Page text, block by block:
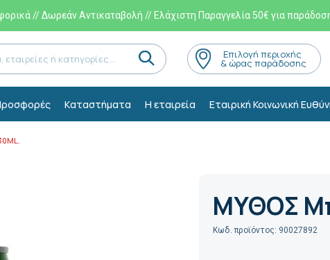
// Δωρεάν Αντικαταβολή // Ελάχιστη Παραγγελία 50€ για
Eπιλογή περιοχής
& ώρας παράδοσης
Kαταστήματα Η εταιρεία Εταιρική Κοινωνική
ΜΥΘΟΣ
Κωδ. προϊόντος: 90027892